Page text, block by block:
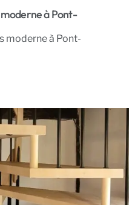
à Pont-
moderne à Pont-